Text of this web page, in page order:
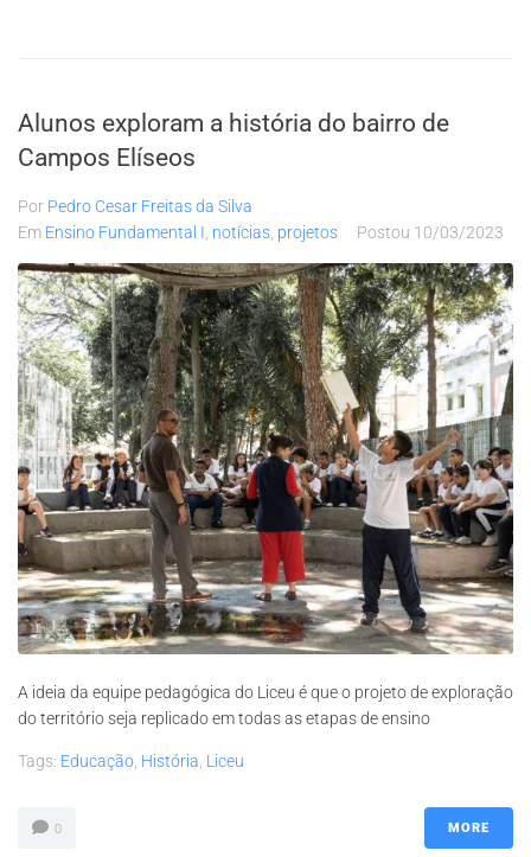
Alunos exploram a história do bairro de
Campos Elíseos
Por Pedro Cesar Freitas da Silva
Em Ensino Fundamental I notícias projetos Postou 10/03/2023
A ideia da equipe pedagógica do Liceu é que o projeto de exploração
do território seja replicado em todas as etapas de ensino
Tags: Educação História Liceu
0 MORE